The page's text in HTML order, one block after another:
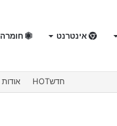
אינטרנט חומרה
חדשHOT אודות